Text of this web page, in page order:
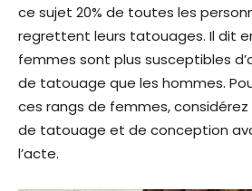
ce sujet 20% de toutes les
regrettent leurs tatouages. Il dit
femmes sont plus susceptibles
de tatouage que les hommes.
ces rangs de femmes,
de tatouage et de conception
l’acte.